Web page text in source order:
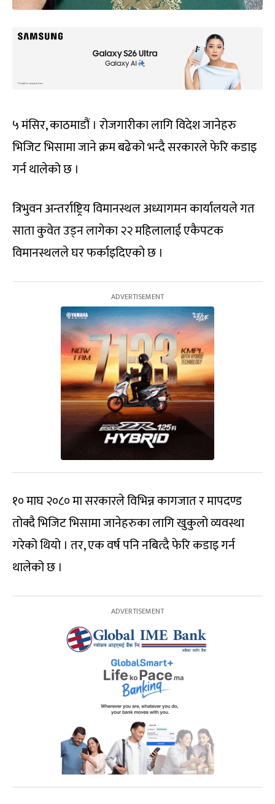
५ मंसिर, काठमाडौं । रोजगारीका लागि विदेश जानेहरु
भिजिट भिसामा जाने क्रम बढेको भन्दै सरकारले फेरि कडाइ
गर्न थालेको छ ।
त्रिभुवन अन्तर्राष्ट्रिय विमानस्थल अध्यागमन कार्यालयले गत
साता कुवेत उड्न लागेका २२ महिलालाई एकैपटक
विमानस्थलले घर फर्काइदिएको छ ।
१० माघ २०८० मा सरकारले विभिन्न कागजात र मापदण्ड
तोक्दै भिजिट भिसामा जानेहरुका लागि खुकुलो व्यवस्था
गरेको थियो । तर, एक वर्ष पनि नबित्दै फेरि कडाइ गर्न
थालेको छ ।